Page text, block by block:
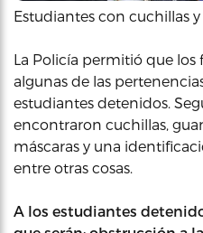
Estudiantes con cuchillas
La Policía permitió que
algunas de las
estudiantes detenidos.
encontraron cuchillas,
máscaras y una
entre otras cosas.
A los estudiantes